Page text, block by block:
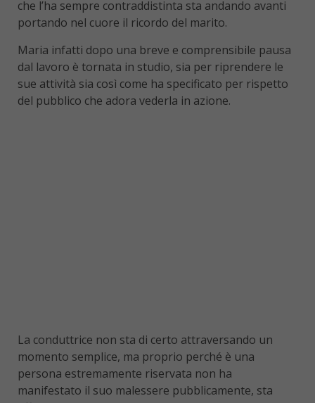
che l’ha sempre contraddistinta sta andando avanti
portando nel cuore il ricordo del marito.
Maria infatti dopo una breve e comprensibile pausa
dal lavoro è tornata in studio, sia per riprendere le
sue attività sia così come ha specificato per rispetto
del pubblico che adora vederla in azione.
La conduttrice non sta di certo attraversando un
momento semplice, ma proprio perché è una
persona estremamente riservata non ha
manifestato il suo malessere pubblicamente, sta